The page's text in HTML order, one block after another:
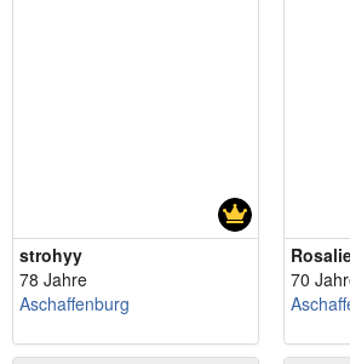
strohyy
78 Jahre
Aschaffenburg
70